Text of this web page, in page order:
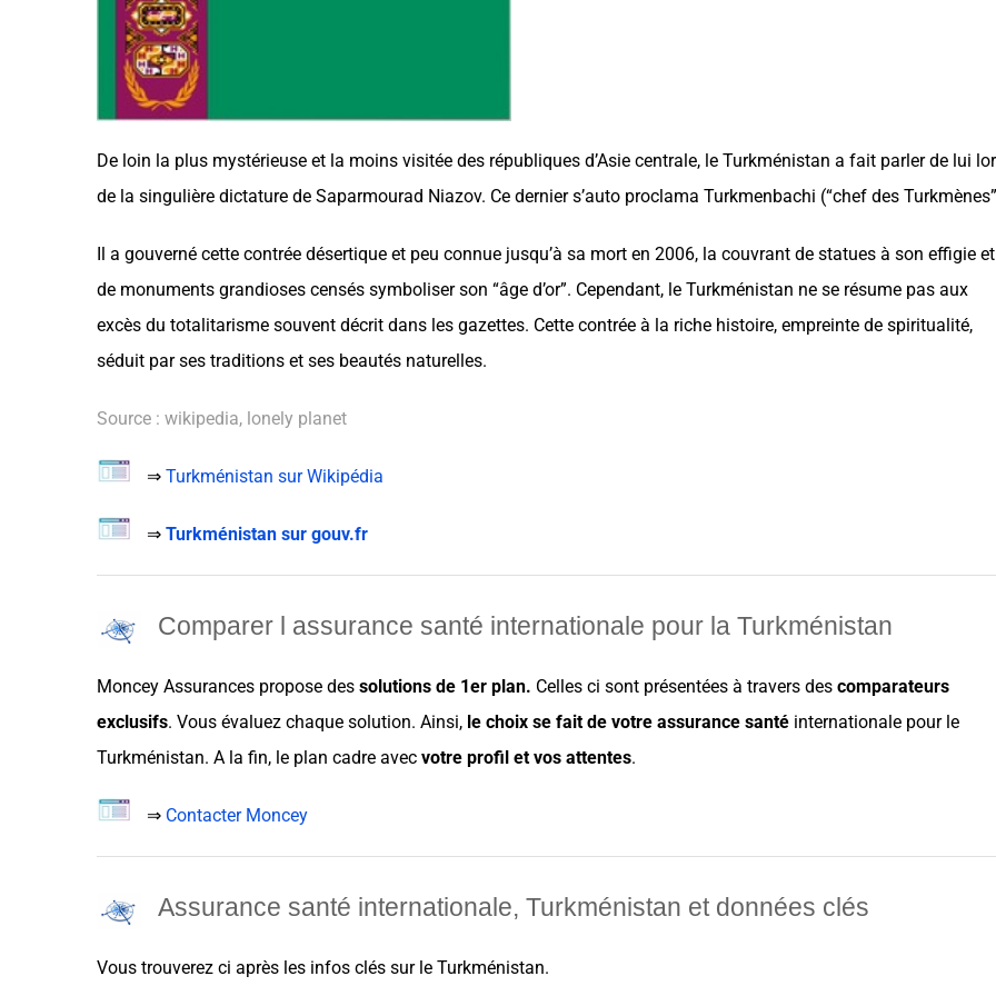
De loin la plus mystérieuse et la moins visitée des républiques d’Asie centrale, le Turkménistan a fait parler de lui
de la singulière dictature de Saparmourad Niazov. Ce dernier s’auto proclama Turkmenbachi (“chef des
Il a gouverné cette contrée désertique et peu connue jusqu’à sa mort en 2006, la couvrant de statues à son effigie et
de monuments grandioses censés symboliser son “âge d’or”. Cependant, le Turkménistan ne se résume pas aux
excès du totalitarisme souvent décrit dans les gazettes. Cette contrée à la riche histoire, empreinte de spiritualité,
séduit par ses traditions et ses beautés naturelles.
Source : wikipedia, lonely planet
⇒ Turkménistan sur Wikipédia
⇒ Turkménistan sur gouv.fr
Comparer l assurance santé internationale pour la Turkménistan
Moncey Assurances propose des solutions de 1er plan. Celles ci sont présentées à travers des comparateurs
exclusifs. Vous évaluez chaque solution. Ainsi, le choix se fait de votre assurance santé internationale pour le
Turkménistan. A la fin, le plan cadre avec votre profil et vos attentes.
⇒ Contacter Moncey
Assurance santé internationale, Turkménistan et données clés
Vous trouverez ci après les infos clés sur le Turkménistan.